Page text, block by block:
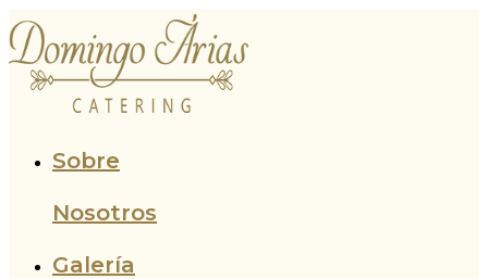
al
contenido
Sobre
Nosotros
Galería